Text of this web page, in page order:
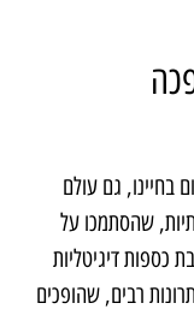
בחיינו, גם עולם
שהסתמכו על
כספות דיגיטליות
רבים, שהופכים